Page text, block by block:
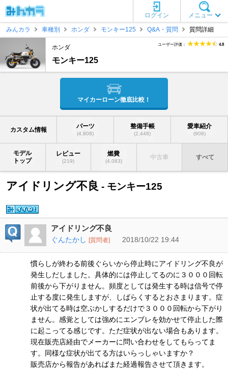
メニュー
ログイン
みんカラ
車種別 ホンダ モンキー125 Q&A・質問 質問詳細
ホンダ
モンキー125
ユーザー評価： 4.8
マイカーローン徹底比較！
カスタム情報 パーツ
(4,808)
整備手帳
(2,448)
愛車紹介
(908)
モデル
トップ
レビュー
(219)
燃費
(4,083)
中古車 すべて
アイドリング不良 - モンキー125
アイドリング不良
ぐんたかし [質問者] 2018/10/22 19:44
慣らしが終わる前後ぐらいから停止時にアイドリング不良が
発生しだしました。具体的には停止してるのに３０００回転
前後から下がりません。頻度としては発生する時は信号で停
止する度に発生しますが、しばらくするとおさまります。症
状が出てる時は空ぶかしするだけで３０００回転から下がり
ません。感覚としては強めにエンブレを効かせて停止した際
に起こってる感じです。ただ症状が出ない場合もあります。
現在販売店経由でメーカーに問い合わせをしてもらってま
す。同様な症状が出てる方はいらっしゃいますか？
販売店から報告があればまた経過報告させて頂きます。